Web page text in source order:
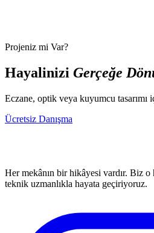
Projeniz mi Var?
Hayalinizi Gerçeğe
Eczane, optik veya kuyumcu tasarımı
Ücretsiz Danışma
Her mekânın bir hikâyesi vardır. Biz o
teknik uzmanlıkla hayata geçiriyoruz.